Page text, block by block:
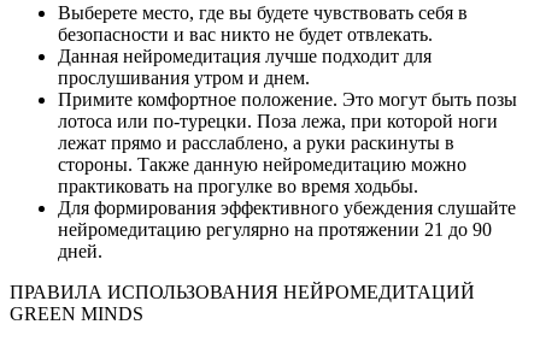
Выберете место, где вы будете чувствовать себя в
безопасности и вас никто не будет отвлекать.
Данная нейромедитация лучше подходит для
прослушивания утром и днем.
Примите комфортное положение. Это могут быть позы
лотоса или по-турецки. Поза лежа, при которой ноги
лежат прямо и расслаблено, а руки раскинуты в
стороны. Также данную нейромедитацию можно
практиковать на прогулке во время ходьбы.
Для формирования эффективного убеждения слушайте
нейромедитацию регулярно на протяжении 21 до 90
дней.
ПРАВИЛА ИСПОЛЬЗОВАНИЯ НЕЙРОМЕДИТАЦИЙ
GREEN MINDS